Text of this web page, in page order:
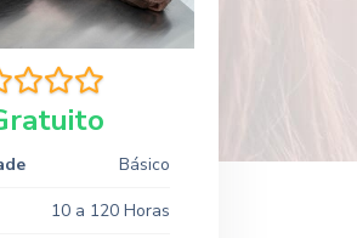
Básico
10 a 120 Horas